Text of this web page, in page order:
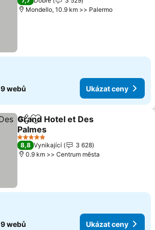
Mondello, 10.9 km >> Palermo
9 webů Ukázat ceny
SdíletPřidat na seznam oblíbených
Grand Hotel et Des
Palmes
Ukázat ceny
5 Počet hvězdiček
8,8 Vynikající
3 628
0.9 km >> Centrum města
9 webů Ukázat ceny